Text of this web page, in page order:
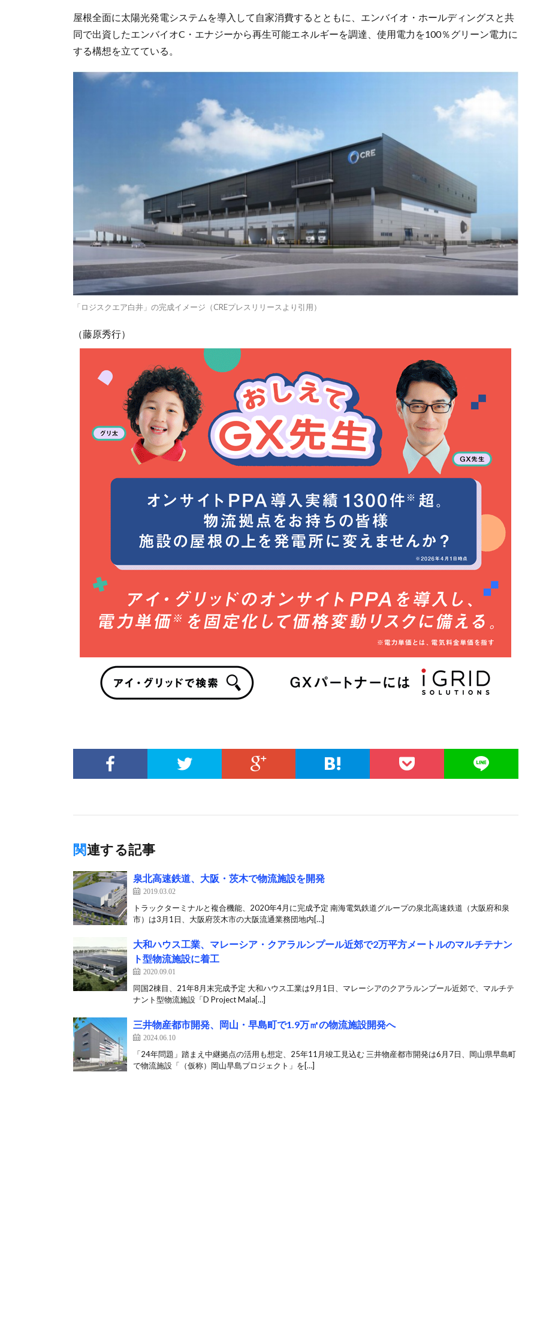
屋根全面に太陽光発電システムを導入して自家消費するとともに、エンバイオ・ホールディングスと共
同で出資したエンバイオC・エナジーから再生可能エネルギーを調達、使用電力を100％グリーン電力に
する構想を立てている。
「ロジスクエア白井」の完成イメージ（CREプレスリリースより引用）
（藤原秀行）
関連する記事
泉北高速鉄道、大阪・茨木で物流施設を開発
2019.03.02
トラックターミナルと複合機能、2020年4月に完成予定 南海電気鉄道グループの泉北高速鉄道（大阪府和泉
市）は3月1日、大阪府茨木市の大阪流通業務団地内[…]
大和ハウス工業、マレーシア・クアラルンプール近郊で2万平方メートルのマルチテナン
ト型物流施設に着工
2020.09.01
同国2棟目、21年8月末完成予定 大和ハウス工業は9月1日、マレーシアのクアラルンプール近郊で、マルチテ
ナント型物流施設「D Project Mala[…]
三井物産都市開発、岡山・早島町で1.9万㎡の物流施設開発へ
2024.06.10
「24年問題」踏まえ中継拠点の活用も想定、25年11月竣工見込む 三井物産都市開発は6月7日、岡山県早島町
で物流施設「（仮称）岡山早島プロジェクト」を[…]